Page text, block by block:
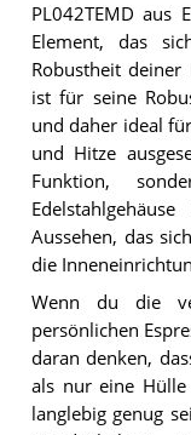
PL042TEMD aus
Element, das
Robustheit deiner
ist für seine
und daher ideal
und Hitze
Funktion,
Aussehen, das
die
Wenn du die
persönlichen
daran denken,
als nur eine
langlebig genug